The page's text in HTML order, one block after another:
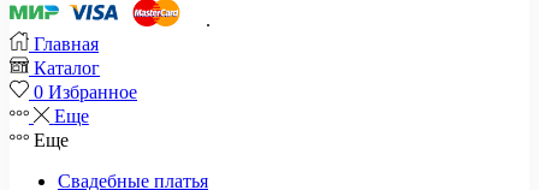
.
Главная
Каталог
0 Избранное
Еще
Еще
Свадебные платья